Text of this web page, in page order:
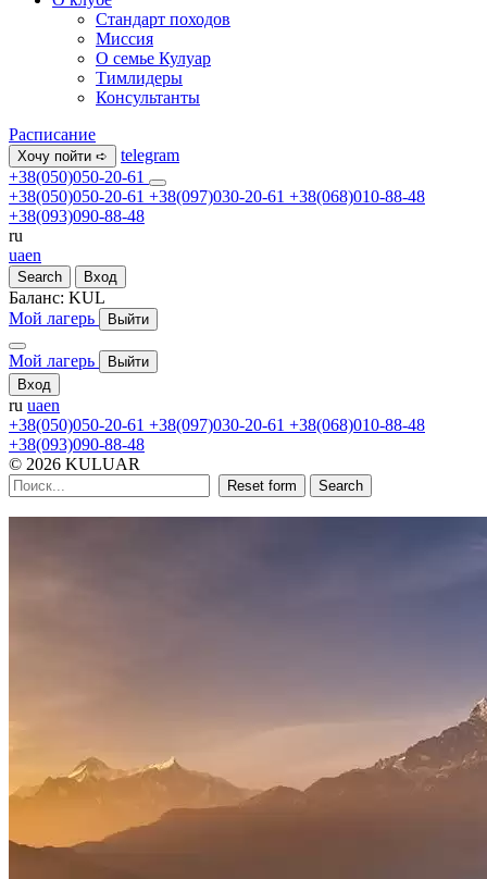
Стандарт походов
Миссия
О семье Кулуар
Тимлидеры
Консультанты
Расписание
Хочу пойти ➪
telegram
+38(050)050-20-61
+38(050)050-20-61 +38(097)030-20-61 +38(068)010-88-48
+38(093)090-88-48
ru
uaen
Search Вход
Баланс: KUL
Мой лагерь
Выйти
Мой лагерь
Выйти
Вход
ru uaen
+38(050)050-20-61 +38(097)030-20-61 +38(068)010-88-48
+38(093)090-88-48
© 2026 KULUAR
Reset form Search